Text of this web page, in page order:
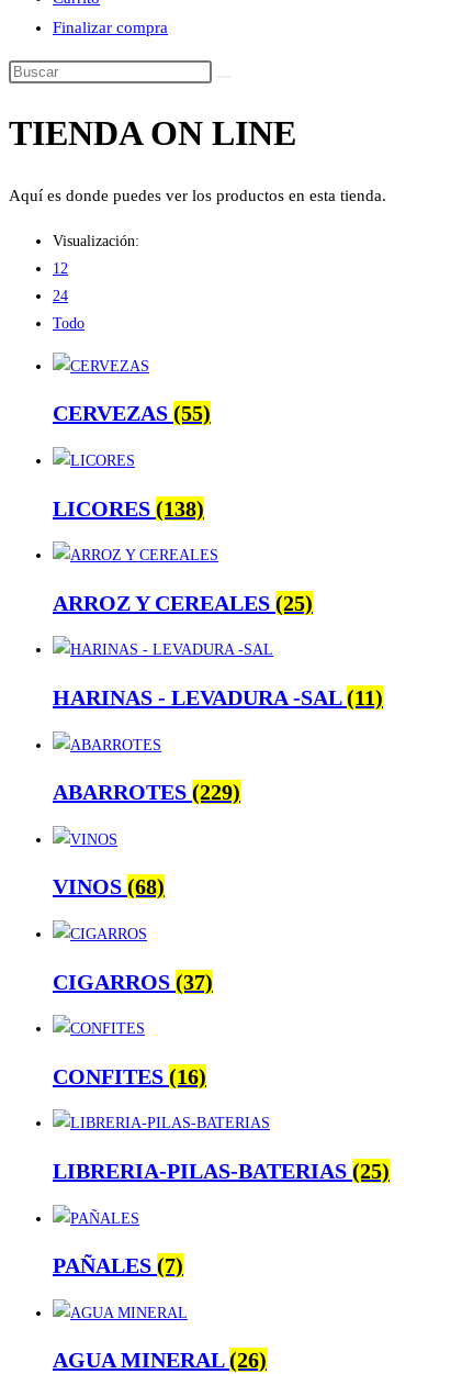
Finalizar compra
Buscar
esta
TIENDA ON LINE
Aquí es donde puedes ver los productos en esta tienda.
Visualización:
12
24
Todo
CERVEZAS (55)
LICORES (138)
ARROZ Y CEREALES (25)
HARINAS - LEVADURA -SAL(11)
ABARROTES (229)
VINOS (68)
CIGARROS (37)
CONFITES (16)
LIBRERIA-PILAS-BATERIAS (25)
PAÑALES (7)
AGUA MINERAL(26)